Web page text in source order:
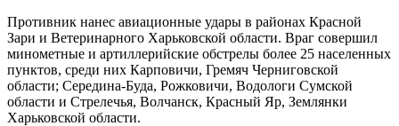
Противник нанес авиационные удары в районах Красной
Зари и Ветеринарного Харьковской области. Враг совершил
минометные и артиллерийские обстрелы более 25 населенных
пунктов, среди них Карповичи, Гремяч Черниговской
области; Середина-Буда, Рожковичи, Водологи Сумской
области и Стрелечья, Волчанск, Красный Яр, Землянки
Харьковской области.